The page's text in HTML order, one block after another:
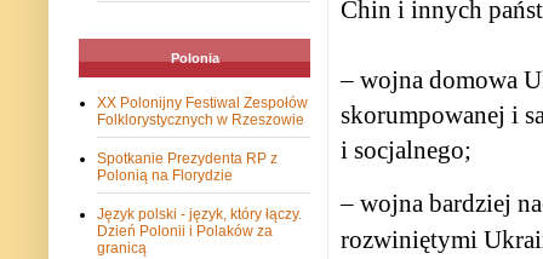
Chin i innych
– wojna domowa
skorumpowanej i
i socjalnego;
– wojna bardziej
rozwiniętymi
Polonia
XX Polonijny Festiwal Zespołów
Folklorystycznych w Rzeszowie
Spotkanie Prezydenta RP z
Polonią na Florydzie
Język polski - język, który łączy.
Dzień Polonii i Polaków za
granicą